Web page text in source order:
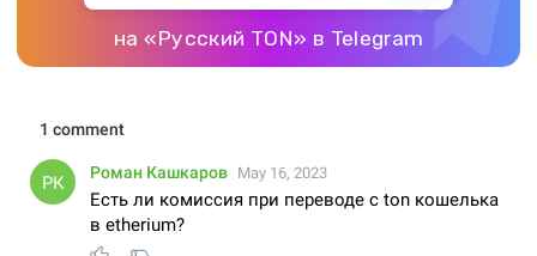
на «Русский TON» в Telegram